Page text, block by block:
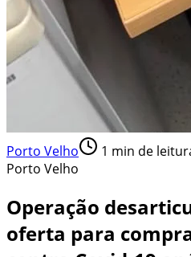
Porto Velho 1 min de
Porto Velho
Operação
oferta para